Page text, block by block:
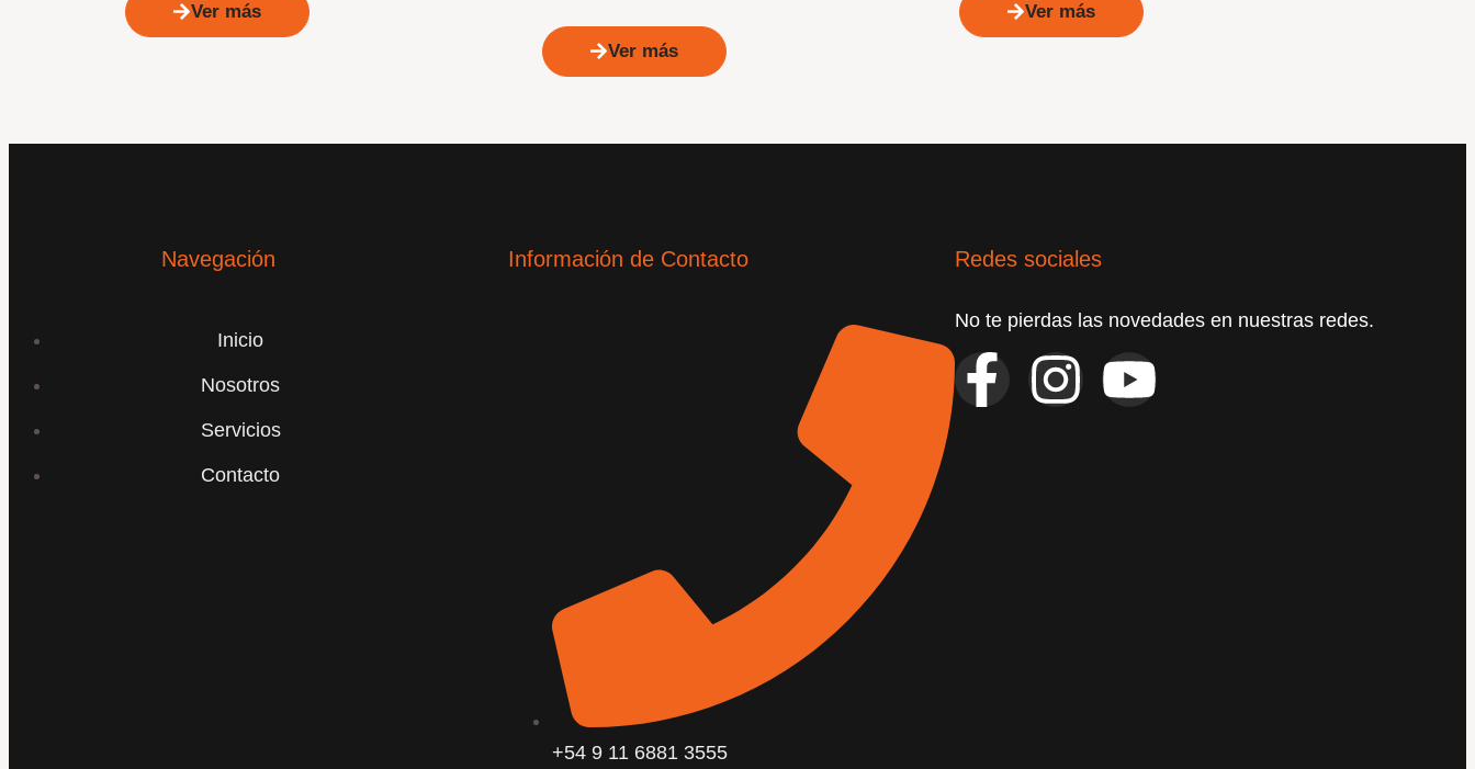
Ver más
Ver más
Ver más
Navegación
Inicio
Nosotros
Servicios
Contacto
Información de Contacto
+54 9 11 6881 3555
Redes sociales
No te pierdas las novedades en nuestras redes.